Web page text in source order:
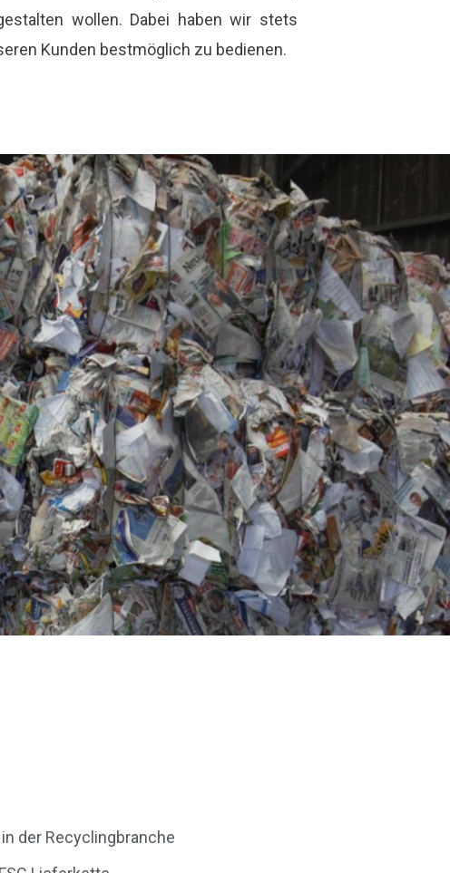
wollen. Dabei haben wir stets
Kunden bestmöglich zu bedienen.
der Recyclingbranche